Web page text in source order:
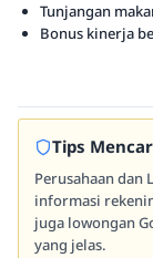
Tunjangan
Bonus kinerja
Tips
Perusahaan
informasi
juga lowongan
yang jelas.